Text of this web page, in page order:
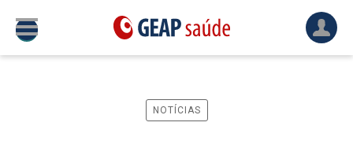
NOTÍCIAS